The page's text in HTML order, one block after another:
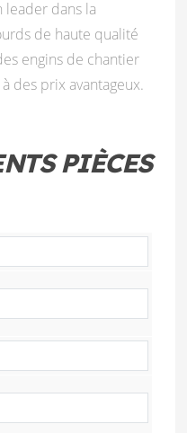
leader dans la
de haute qualité
engins de chantier
des prix avantageux.
PIÈCES